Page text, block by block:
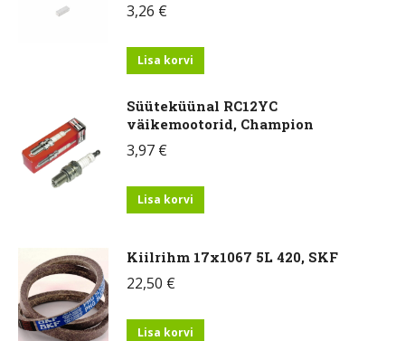
3,26 €
Lisa korvi
Süüteküünal RC12YC
väikemootorid, Champion
3,97 €
Lisa korvi
Kiilrihm 17x1067 5L 420, SKF
22,50 €
Lisa korvi